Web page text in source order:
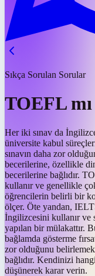
Sıkça Sorulan Sorular
TOEFL
Her iki sınav da
üniversite kabul
sınavın daha zor
becerilerine, özellikle
becerilerine bağlıdır.
kullanır ve genellikle
öğrencilerin belirli bir
ölçer. Öte yandan,
İngilizcesini kullanır ve
yapılan bir mülakattır.
bağlamda gösterme
zor olduğunu
bağlıdır. Kendinizi
düşünerek karar verin.